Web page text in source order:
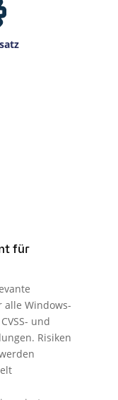
für
alle Windows-
und
Risiken